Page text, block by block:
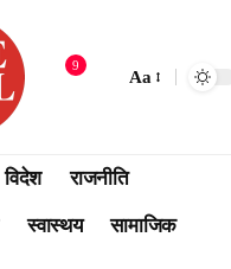
9
Aa
विदेश राजनीति
स्वास्थय सामाजिक